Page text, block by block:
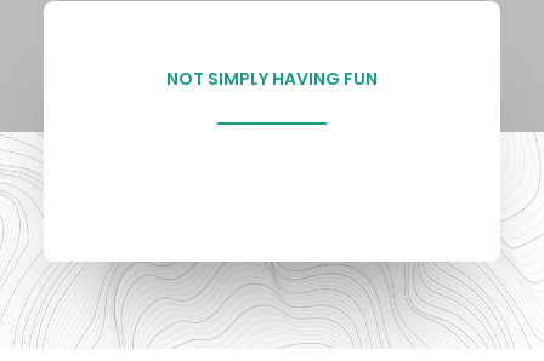
NOT SIMPLY HAVING FUN